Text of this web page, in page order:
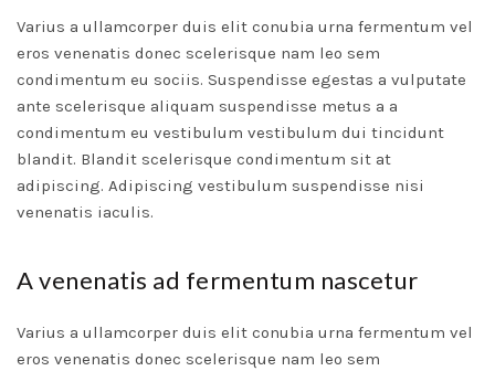
Varius a ullamcorper duis elit conubia urna fermentum vel
eros venenatis donec scelerisque nam leo sem
condimentum eu sociis. Suspendisse egestas a vulputate
ante scelerisque aliquam suspendisse metus a a
condimentum eu vestibulum vestibulum dui tincidunt
blandit. Blandit scelerisque condimentum sit at
adipiscing. Adipiscing vestibulum suspendisse nisi
venenatis iaculis.
A venenatis ad fermentum nascetur
Varius a ullamcorper duis elit conubia urna fermentum vel
eros venenatis donec scelerisque nam leo sem